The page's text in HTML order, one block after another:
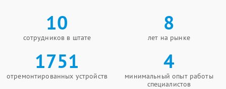
10
сотрудников в штате
8
лет на рынке
1751
отремонтированных устройств
4
минимальный опыт работы
специалистов